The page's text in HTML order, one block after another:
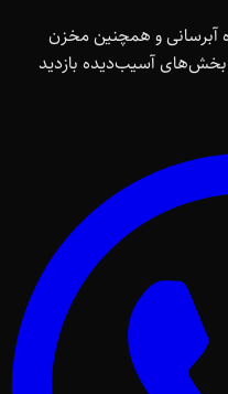
آبرسانی و همچنین مخزن
بخش‌های آسیب‌دیده بازدید